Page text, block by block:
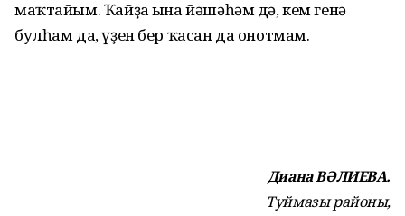
маҡтайым. Ҡайҙа ғына йәшәһәм дә, кем генә
булһам да, үҙен бер ҡасан да онотмам.
Диана ВӘЛИЕВА.
Туймазы районы,